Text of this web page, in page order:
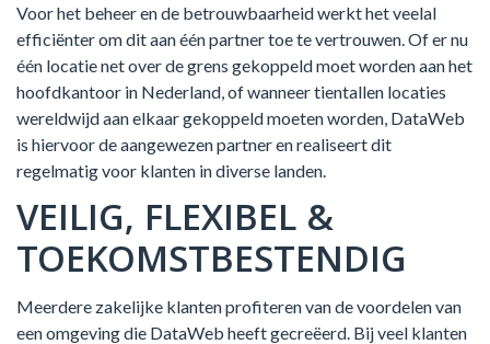
Voor het beheer en de betrouwbaarheid werkt het veelal
efficiënter om dit aan één partner toe te vertrouwen. Of er nu
één locatie net over de grens gekoppeld moet worden aan het
hoofdkantoor in Nederland, of wanneer tientallen locaties
wereldwijd aan elkaar gekoppeld moeten worden, DataWeb
is hiervoor de aangewezen partner en realiseert dit
regelmatig voor klanten in diverse landen.
VEILIG, FLEXIBEL &
TOEKOMSTBESTENDIG
Meerdere zakelijke klanten profiteren van de voordelen van
een omgeving die DataWeb heeft gecreëerd. Bij veel klanten